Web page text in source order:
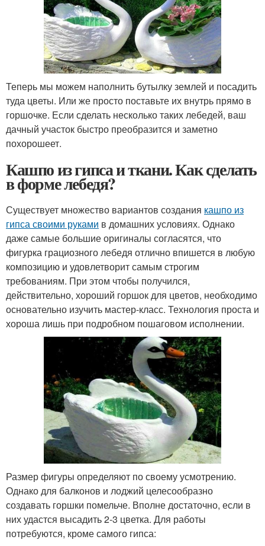
Теперь мы можем наполнить бутылку землей и посадить
туда цветы. Или же просто поставьте их внутрь прямо в
горшочке. Если сделать несколько таких лебедей, ваш
дачный участок быстро преобразится и заметно
похорошеет.
Кашпо из гипса и ткани. Как сделать
в форме лебедя?
Существует множество вариантов создания кашпо из
гипса своими руками в домашних условиях. Однако
даже самые большие оригиналы согласятся, что
фигурка грациозного лебедя отлично впишется в любую
композицию и удовлетворит самым строгим
требованиям. При этом чтобы получился,
действительно, хороший горшок для цветов, необходимо
основательно изучить мастер-класс. Технология проста и
хороша лишь при подробном пошаговом исполнении.
Размер фигуры определяют по своему усмотрению.
Однако для балконов и лоджий целесообразно
создавать горшки помельче. Вполне достаточно, если в
них удастся высадить 2-3 цветка. Для работы
потребуются, кроме самого гипса: